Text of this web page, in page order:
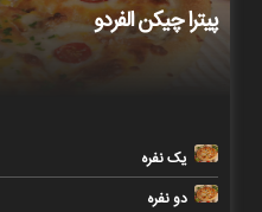
پیترا چیکن الفردو
یک نفره
دو نفره